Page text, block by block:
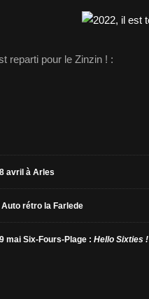
reparti pour le Zinzin ! :
avril à Arles
rétro la Farlede
mai Six-Fours-Plage : Hello Sixties !